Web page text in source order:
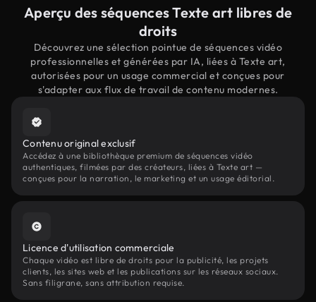
Aperçu des séquences Texte art libres de
droits
Découvrez une sélection pointue de séquences vidéo
professionnelles et générées par IA, liées à Texte art,
autorisées pour un usage commercial et conçues pour
s'adapter aux flux de travail de contenu modernes.
Contenu original exclusif
Accédez à une bibliothèque premium de séquences vidéo
authentiques, filmées par des créateurs, liées à Texte art —
conçues pour la narration, le marketing et un usage éditorial.
Licence d'utilisation commerciale
Chaque vidéo est libre de droits pour la publicité, les projets
clients, les sites web et les publications sur les réseaux sociaux.
Sans filigrane, sans attribution requise.